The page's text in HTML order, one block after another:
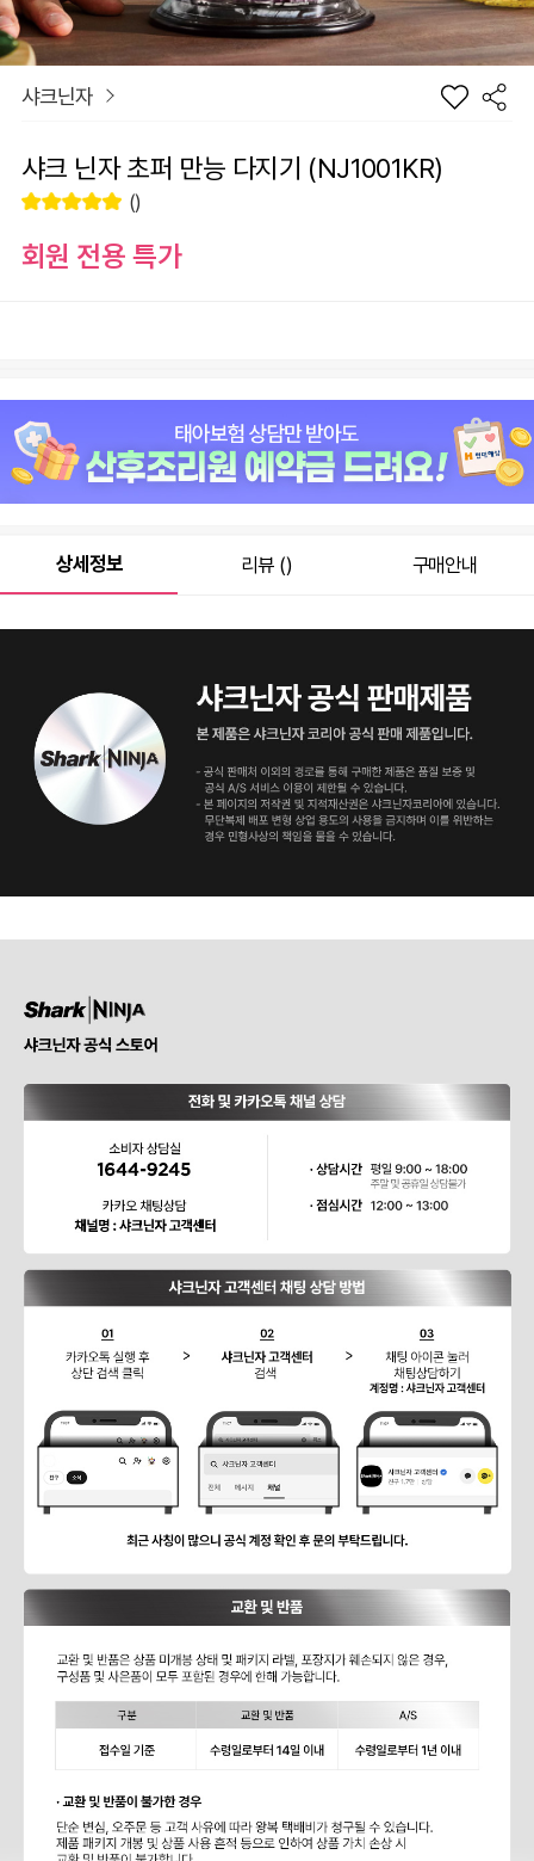
샤크닌자
샤크 닌자 초퍼 만능 다지기 (NJ1001KR)
()
회원 전용 특가
79,900원
총 상품 금액 79,900원
바
니
선
하
기
상세정보 리뷰 () 구매안내